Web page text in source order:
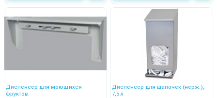
Диспенсер для моющихся
фруктов.
Диспенсер для шапочек (нерж.),
7,5 л